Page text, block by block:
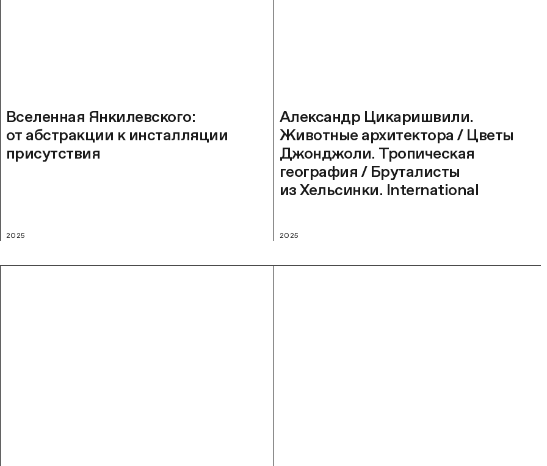
Вселенная Янкилевского:
от абстракции к инсталляции
присутствия
2025
Александр Цикаришвили.
Животные архитектора / Цветы
Джонджоли. Тропическая
география / Бруталисты
из Хельсинки. International
2025